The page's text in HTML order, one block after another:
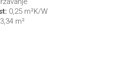
0,25 m²K/W
3,34 m²